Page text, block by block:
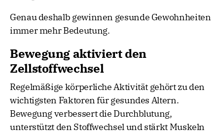
Genau deshalb gewinnen gesunde Gewohnheiten
immer mehr Bedeutung.
Bewegung aktiviert den
Zellstoffwechsel
Regelmäßige körperliche Aktivität gehört zu den
wichtigsten Faktoren für gesundes Altern.
Bewegung verbessert die Durchblutung,
unterstützt den Stoffwechsel und stärkt Muskeln